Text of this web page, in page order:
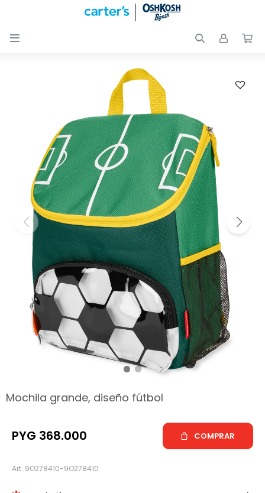

Mochila grande, diseño fútbol
9O278410-9O278410
PYG 368.000 COMPRAR
Nuevos
Calzado
Club
Carter
OUTLET
Skip-